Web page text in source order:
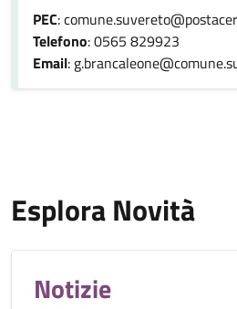
PEC:
Telefono: 0565 829923
Email:
Esplora Novità
Notizie